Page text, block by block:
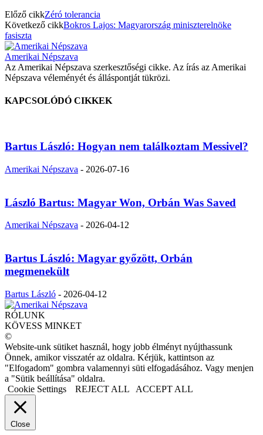
Előző cikkZéró tolerancia
Következő cikkBokros Lajos: Magyarország miniszterelnöke
fasiszta
Amerikai Népszava
Az Amerikai Népszava szerkesztőségi cikke. Az írás az Amerikai
Népszava véleményét és álláspontját tükrözi.
KAPCSOLÓDÓ CIKKEK
Bartus László: Hogyan nem találkoztam Messivel?
Amerikai Népszava - 2026-07-16
László Bartus: Magyar Won, Orbán Was Saved
Amerikai Népszava - 2026-04-12
Bartus László: Magyar győzött, Orbán
megmenekült
Bartus László - 2026-04-12
RÓLUNK
KÖVESS MINKET
©
Website-unk sütiket használ, hogy jobb élményt nyújthassunk
Önnek, amikor visszatér az oldalra. Kérjük, kattintson az
"Elfogadom" gombra valamennyi süti elfogadásához. Vagy menjen
a "Sütik beállítása" oldalra.
Cookie Settings
REJECT ALL ACCEPT ALL
Close